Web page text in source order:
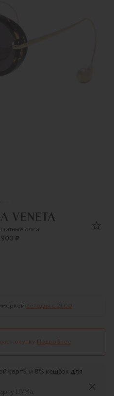
очки
900 ₽
сегодня c 21:00
покупку Подробнее
карты и 8% кешбэк для
ЦУМа